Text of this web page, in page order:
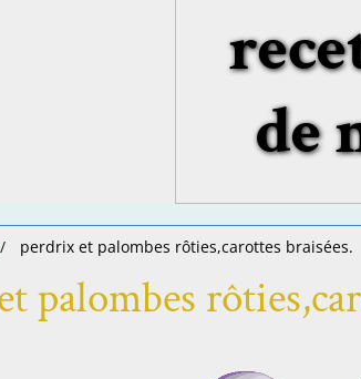
de
perdrix et palombes rôties,carottes braisées.
palombes